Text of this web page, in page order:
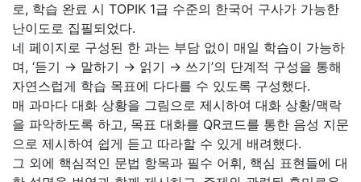
로, 학습 완료 시 TOPIK 1급 수준의 한국어 구사가 가능한
난이도로 집필되었다.
네 페이지로 구성된 한 과는 부담 없이 매일 학습이 가능하
며, ‘듣기 → 말하기 → 읽기 → 쓰기’의 단계적 구성을 통해
자연스럽게 학습 목표에 다다를 수 있도록 구성했다.
매 과마다 대화 상황을 그림으로 제시하여 대화 상황/맥락
을 파악하도록 하고, 목표 대화를 QR코드를 통한 음성 지문
으로 제시하여 쉽게 듣고 따라할 수 있게 배려했다.
그 외에 핵심적인 문법 항목과 필수 어휘, 핵심 표현들에 대